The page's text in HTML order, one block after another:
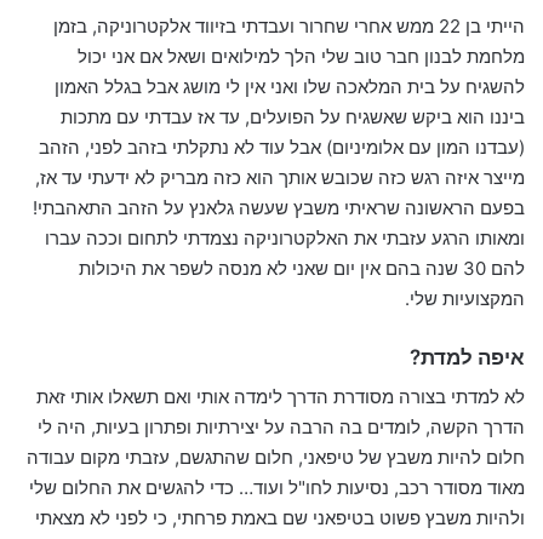
הייתי בן 22 ממש אחרי שחרור ועבדתי בזיווד אלקטרוניקה, בזמן
מלחמת לבנון חבר טוב שלי הלך למילואים ושאל אם אני יכול
להשגיח על בית המלאכה שלו ואני אין לי מושג אבל בגלל האמון
ביננו הוא ביקש שאשגיח על הפועלים, עד אז עבדתי עם מתכות
(עבדנו המון עם אלומיניום) אבל עוד לא נתקלתי בזהב לפני, הזהב
מייצר איזה רגש כזה שכובש אותך הוא כזה מבריק לא ידעתי עד אז,
בפעם הראשונה שראיתי משבץ שעשה גלאנץ על הזהב התאהבתי!
ומאותו הרגע עזבתי את האלקטרוניקה נצמדתי לתחום וככה עברו
להם 30 שנה בהם אין יום שאני לא מנסה לשפר את היכולות
המקצועיות שלי.
איפה למדת?
לא למדתי בצורה מסודרת הדרך לימדה אותי ואם תשאלו אותי זאת
הדרך הקשה, לומדים בה הרבה על יצירתיות ופתרון בעיות, היה לי
חלום להיות משבץ של טיפאני, חלום שהתגשם, עזבתי מקום עבודה
מאוד מסודר רכב, נסיעות לחו"ל ועוד… כדי להגשים את החלום שלי
ולהיות משבץ פשוט בטיפאני שם באמת פרחתי, כי לפני לא מצאתי